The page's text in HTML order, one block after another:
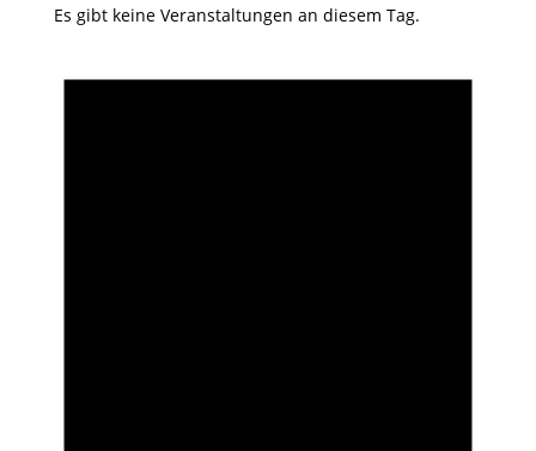
Es gibt keine Veranstaltungen an diesem Tag.